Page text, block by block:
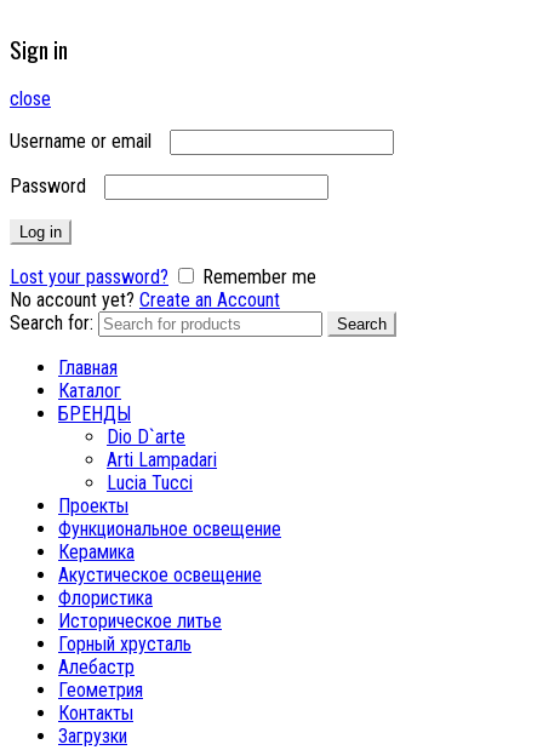
Sign in
close
Username or email
Password
Log in
Lost your password?
Remember me
No account yet? Create an Account
Search for:
Search
Главная
Каталог
БРЕНДЫ
Dio D`arte
Arti Lampadari
Lucia Tucci
Проекты
Функциональное освещение
Керамика
Акустическое освещение
Флористика
Историческое литье
Горный хрусталь
Алебастр
Геометрия
Контакты
Загрузки